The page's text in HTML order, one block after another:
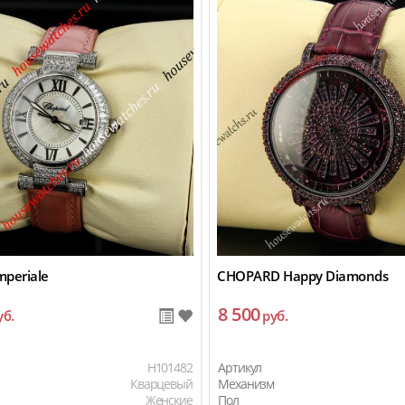
H101482
Кварцевый
Женские
CHOPARD Happy Diamonds
8 500руб.
Артикул
Механизм
Пол